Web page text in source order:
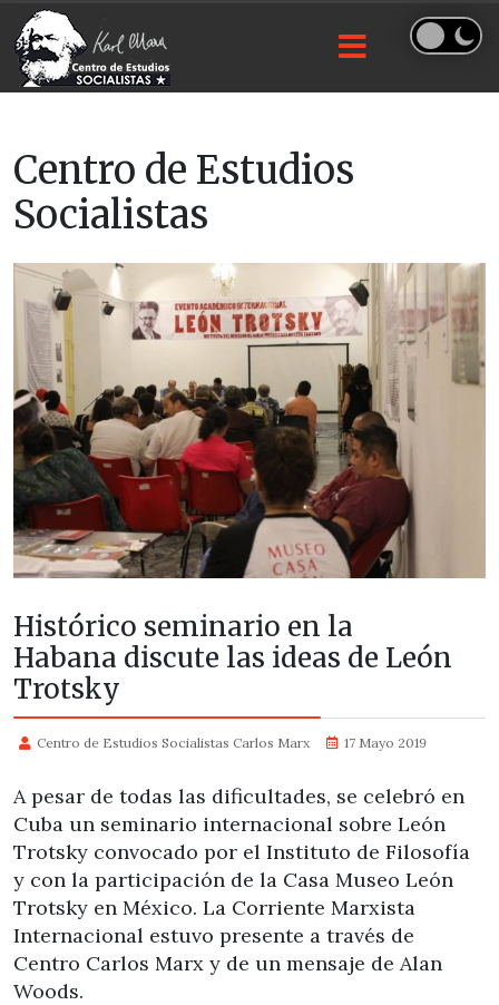
Centro de Estudios
Socialistas
Histórico seminario en la
Habana discute las ideas de León
Trotsky
Centro de Estudios Socialistas Carlos Marx 17 Mayo 2019
A pesar de todas las dificultades, se celebró en
Cuba un seminario internacional sobre León
Trotsky convocado por el Instituto de Filosofía
y con la participación de la Casa Museo León
Trotsky en México. La Corriente Marxista
Internacional estuvo presente a través de
Centro Carlos Marx y de un mensaje de Alan
Woods.